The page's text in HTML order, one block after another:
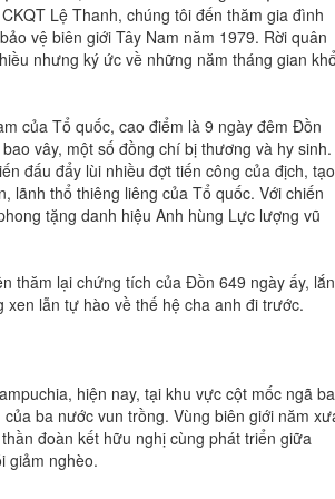
Lệ Thanh, chúng tôi đến thăm gia đình
vệ biên giới Tây Nam năm 1979. Rời quân
nhưng ký ức về những năm tháng gian
của Tổ quốc, cao điểm là 9 ngày đêm Đồn
vây, một số đồng chí bị thương và hy sinh.
đấu đẩy lùi nhiều đợt tiến công của địch, tạo
lãnh thổ thiêng liêng của Tổ quốc. Với chiến
tặng danh hiệu Anh hùng Lực lượng vũ
thăm lại chứng tích của Đồn 649 ngày ấy,
lẫn tự hào về thế hệ cha anh đi trước.
hiện nay, tại khu vực cột mốc ngã ba
ba nước vun trồng. Vùng biên giới năm
đoàn kết hữu nghị cùng phát triển giữa
giảm nghèo.